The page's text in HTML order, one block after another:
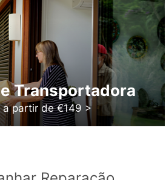
Transportadora
a partir de €149 >